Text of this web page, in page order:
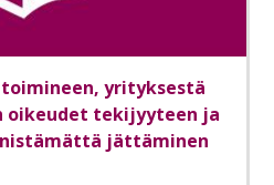
yrityksestä
tekijyyteen ja
jättäminen